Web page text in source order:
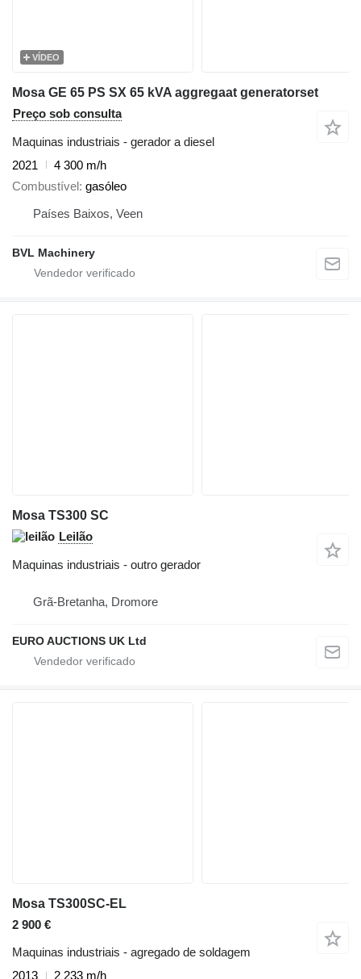
VÍDEO
Mosa GE 65 PS SX 65 kVA aggregaat generatorset
Preço sob consulta
Maquinas industriais - gerador a diesel
2021
4 300 m/h
Combustível gasóleo
Países Baixos, Veen
BVL Machinery
Mosa TS300 SC
Leilão
Maquinas industriais - outro gerador
Grã-Bretanha, Dromore
EURO AUCTIONS UK Ltd
Mosa TS300SC-EL
2 900 €
Maquinas industriais - agregado de soldagem
2013
2 233 m/h